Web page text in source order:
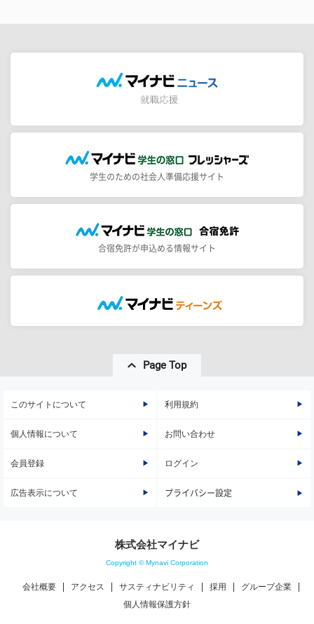
学生のための社会人準備応援サイト
合宿免許が申込める情報サイト
Page Top
このサイトについて 利用規約
個人情報について お問い合わせ
会員登録 ログイン
広告表示について プライバシー設定
株式会社マイナビ
Copyright © Mynavi Corporation
会社概要 アクセス サスティナビリティ 採用
グループ企業
個人情報保護方針